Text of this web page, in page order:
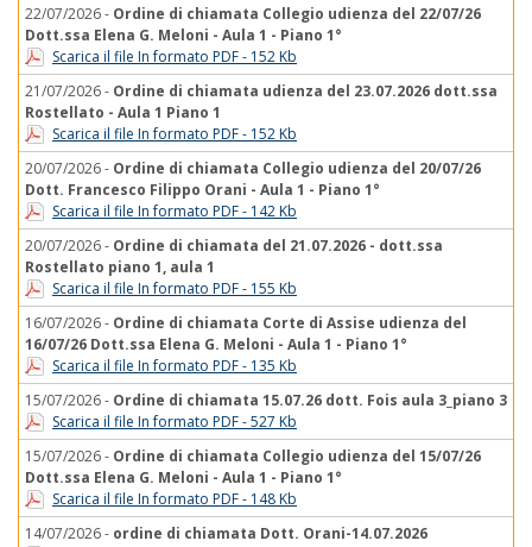
22/07/2026 - Ordine di chiamata Collegio udienza del 22/07/26
Dott.ssa Elena G. Meloni - Aula 1 - Piano 1°
Scarica il file In formato PDF - 152 Kb
21/07/2026 - Ordine di chiamata udienza del 23.07.2026 dott.ssa
Rostellato - Aula 1 Piano 1
Scarica il file In formato PDF - 152 Kb
20/07/2026 - Ordine di chiamata Collegio udienza del 20/07/26
Dott. Francesco Filippo Orani - Aula 1 - Piano 1°
Scarica il file In formato PDF - 142 Kb
20/07/2026 - Ordine di chiamata del 21.07.2026 - dott.ssa
Rostellato piano 1, aula 1
Scarica il file In formato PDF - 155 Kb
16/07/2026 - Ordine di chiamata Corte di Assise udienza del
16/07/26 Dott.ssa Elena G. Meloni - Aula 1 - Piano 1°
Scarica il file In formato PDF - 135 Kb
15/07/2026 - Ordine di chiamata 15.07.26 dott. Fois aula 3_piano 3
Scarica il file In formato PDF - 527 Kb
15/07/2026 - Ordine di chiamata Collegio udienza del 15/07/26
Dott.ssa Elena G. Meloni - Aula 1 - Piano 1°
Scarica il file In formato PDF - 148 Kb
14/07/2026 - ordine di chiamata Dott. Orani-14.07.2026